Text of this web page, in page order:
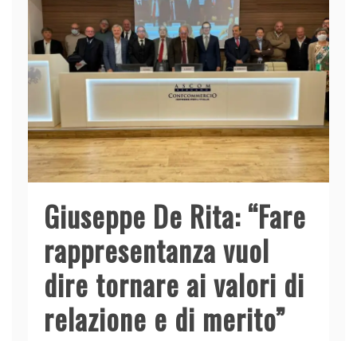
Giuseppe De Rita: “Fare
rappresentanza vuol
dire tornare ai valori di
relazione e di merito”